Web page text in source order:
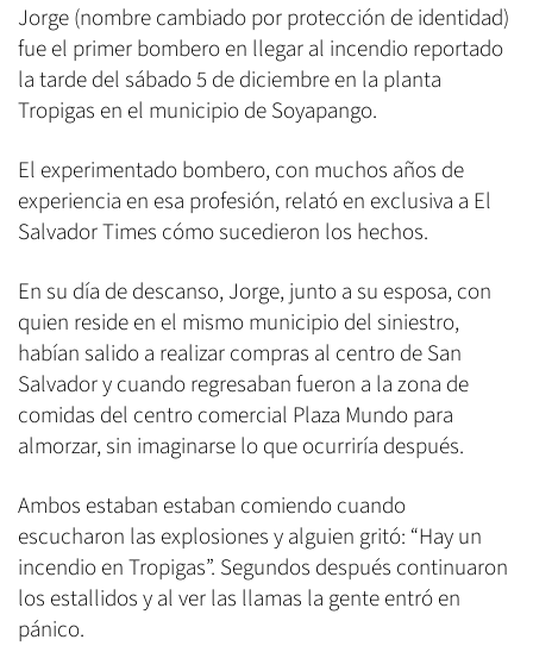
Jorge (nombre cambiado por protección de identidad)
fue el primer bombero en llegar al incendio reportado
la tarde del sábado 5 de diciembre en la planta
Tropigas en el municipio de Soyapango.
El experimentado bombero, con muchos años de
experiencia en esa profesión, relató en exclusiva a El
Salvador Times cómo sucedieron los hechos.
En su día de descanso, Jorge, junto a su esposa, con
quien reside en el mismo municipio del siniestro,
habían salido a realizar compras al centro de San
Salvador y cuando regresaban fueron a la zona de
comidas del centro comercial Plaza Mundo para
almorzar, sin imaginarse lo que ocurriría después.
Ambos estaban estaban comiendo cuando
escucharon las explosiones y alguien gritó: “Hay un
incendio en Tropigas”. Segundos después continuaron
los estallidos y al ver las llamas la gente entró en
pánico.